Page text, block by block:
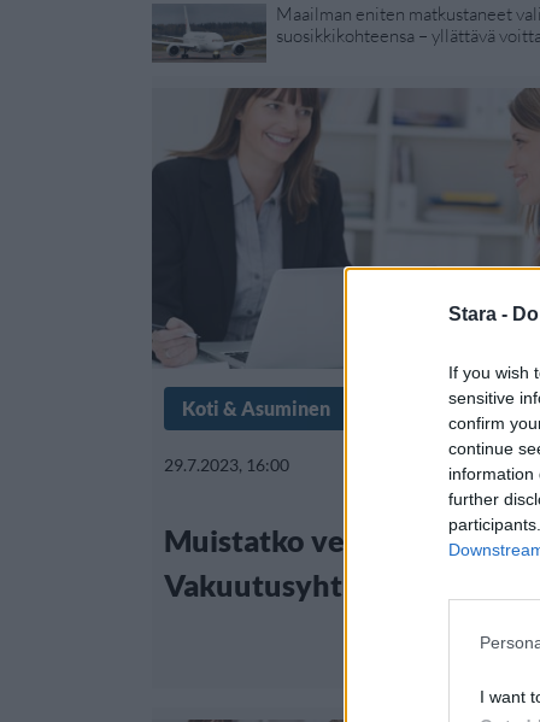
Stara -
If you wish
sensitive
confirm
continue
information
further
I want
Maailman eniten matkustaneet
suosikkikohteensa – yllättävä
Koti & Asuminen Lifestyle
29.7.2023, 16:00
Muistatko vesisängyt?
Vakuutusyhtiön painajainen